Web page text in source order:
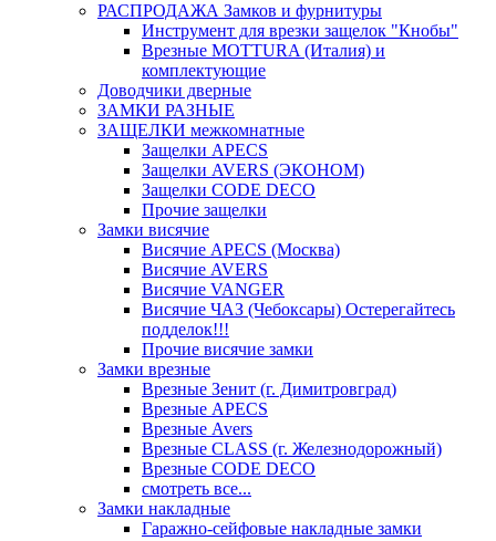
РАСПРОДАЖА Замков и фурнитуры
Инструмент для врезки защелок "Кнобы"
Врезные MOTTURA (Италия) и
комплектующие
Доводчики дверные
ЗАМКИ РАЗНЫЕ
ЗАЩЕЛКИ межкомнатные
Защелки APECS
Защелки AVERS (ЭКОНОМ)
Защелки CODE DECO
Прочие защелки
Замки висячие
Висячие APECS (Москва)
Висячие AVERS
Висячие VANGER
Висячие ЧАЗ (Чебоксары) Остерегайтесь
подделок!!!
Прочие висячие замки
Замки врезные
Врезные Зенит (г. Димитровград)
Врезные APECS
Врезные Avers
Врезные CLASS (г. Железнодорожный)
Врезные CODE DECO
смотреть все...
Замки накладные
Гаражно-сейфовые накладные замки